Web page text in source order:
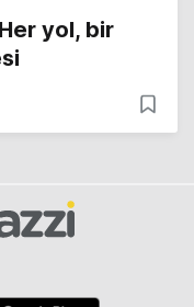
yol, bir